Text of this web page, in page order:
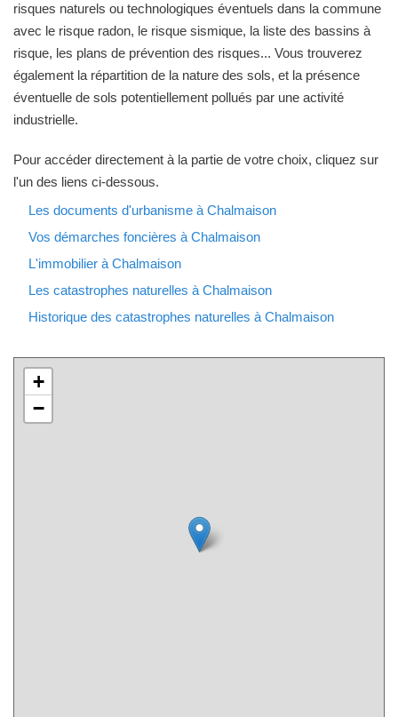
risques naturels ou technologiques éventuels dans la commune
avec le risque radon, le risque sismique, la liste des bassins à
risque, les plans de prévention des risques... Vous trouverez
également la répartition de la nature des sols, et la présence
éventuelle de sols potentiellement pollués par une activité
industrielle.
Pour accéder directement à la partie de votre choix, cliquez sur
l'un des liens ci-dessous.
Les documents d'urbanisme à Chalmaison
Vos démarches foncières à Chalmaison
L'immobilier à Chalmaison
Les catastrophes naturelles à Chalmaison
Historique des catastrophes naturelles à Chalmaison
+
−